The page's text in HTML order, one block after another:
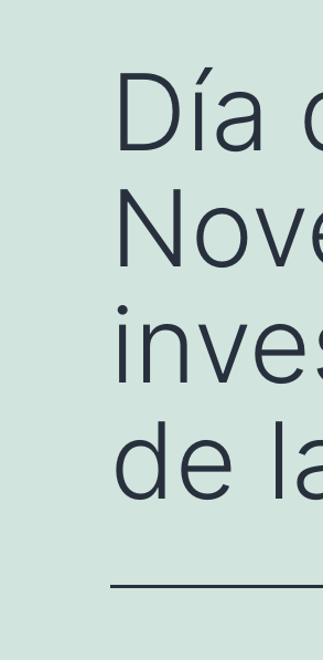
Día
de